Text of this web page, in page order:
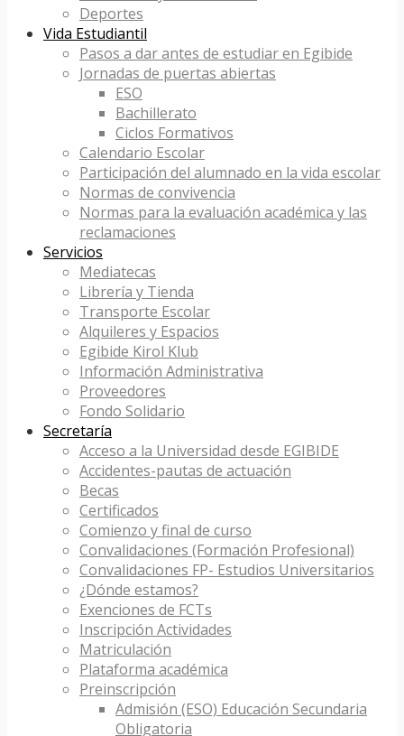
Deportes
Vida Estudiantil
Pasos a dar antes de estudiar en Egibide
Jornadas de puertas abiertas
ESO
Bachillerato
Ciclos Formativos
Calendario Escolar
Participación del alumnado en la vida escolar
Normas de convivencia
Normas para la evaluación académica y las
reclamaciones
Servicios
Mediatecas
Librería y Tienda
Transporte Escolar
Alquileres y Espacios
Egibide Kirol Klub
Información Administrativa
Proveedores
Fondo Solidario
Secretaría
Acceso a la Universidad desde EGIBIDE
Accidentes-pautas de actuación
Becas
Certificados
Comienzo y final de curso
Convalidaciones (Formación Profesional)
Convalidaciones FP- Estudios Universitarios
¿Dónde estamos?
Exenciones de FCTs
Inscripción Actividades
Matriculación
Plataforma académica
Preinscripción
Admisión (ESO) Educación Secundaria
Obligatoria